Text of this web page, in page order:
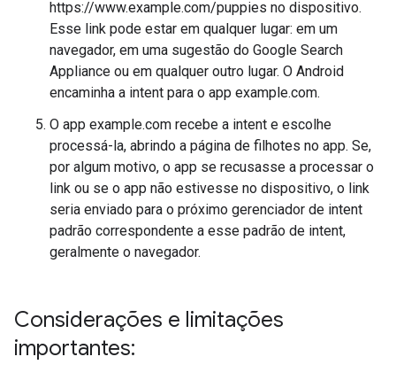
https://www.example.com/puppies no dispositivo.
Esse link pode estar em qualquer lugar: em um
navegador, em uma sugestão do Google Search
Appliance ou em qualquer outro lugar. O Android
encaminha a intent para o app example.com.
O app example.com recebe a intent e escolhe
processá-la, abrindo a página de filhotes no app. Se,
por algum motivo, o app se recusasse a processar o
link ou se o app não estivesse no dispositivo, o link
seria enviado para o próximo gerenciador de intent
padrão correspondente a esse padrão de intent,
geralmente o navegador.
Considerações e limitações
importantes: